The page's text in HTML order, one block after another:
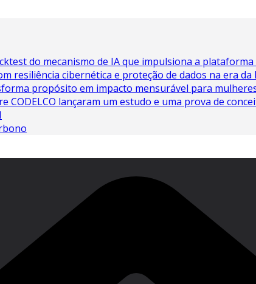
do mecanismo de IA que impulsiona a plataforma
resiliência cibernética e proteção de dados na era da
propósito em impacto mensurável para
CODELCO lançaram um estudo e uma prova de